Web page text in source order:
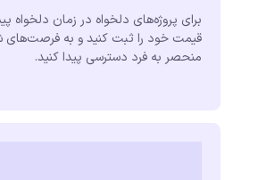
برای پروژه‌های دلخواه در زمان دلخواه
قیمت خود را ثبت کنید و به فرصت‌های
منحصر به فرد دسترسی پیدا کنید.